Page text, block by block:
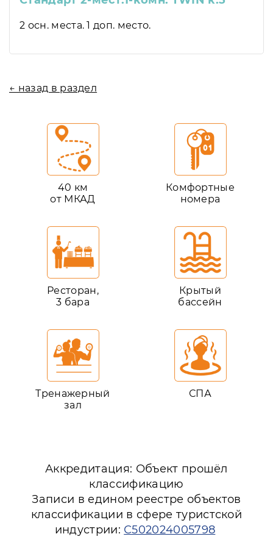
2 осн. места. 1 доп. место.
← назад в раздел
40 км
от МКАД
Комфортные
номера
Ресторан,
3 бара
Крытый
бассейн
Тренажерный
зал
СПА
Аккредитация: Объект прошёл
классификацию
Записи в едином реестре объектов
классификации в сфере туристской
индустрии: С502024005798